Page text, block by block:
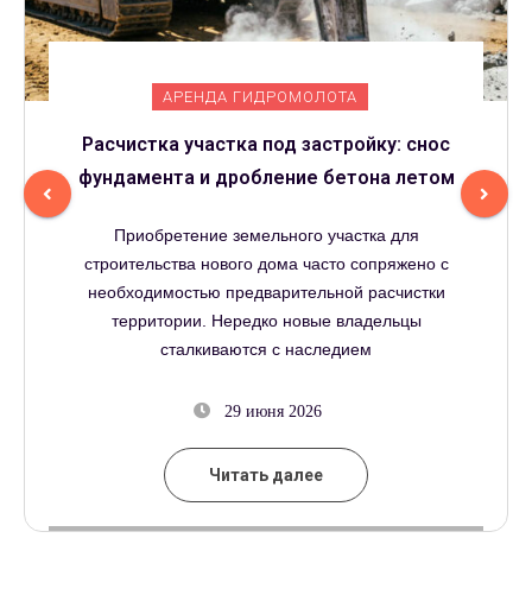
АРЕНДА ГИДРОМОЛОТА
Расчистка участка под застройку: снос
фундамента и дробление бетона летом
Приобретение земельного участка для
строительства нового дома часто сопряжено с
необходимостью предварительной расчистки
территории. Нередко новые владельцы
сталкиваются с наследием
29 июня 2026
Читать далее